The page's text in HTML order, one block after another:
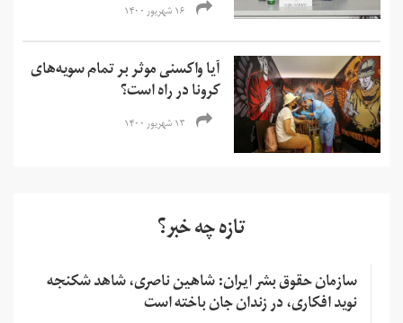
۱۶ شهریور ۱۴۰۰
آیا واکسنی موثر بر تمام سویه‌های
کرونا در راه است؟
۱۳ شهریور ۱۴۰۰
تازه چه خبر؟
سازمان حقوق بشر ایران: شاهین ناصری، شاهد شکنجه
نوید افکاری، در زندان جان باخته است